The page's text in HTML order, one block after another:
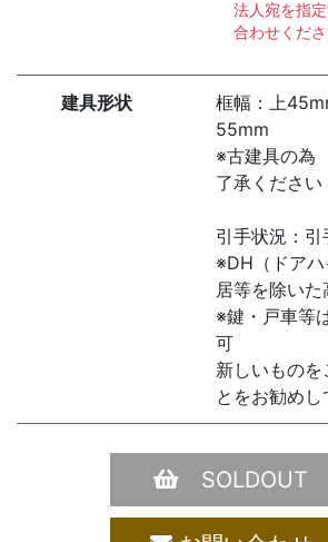
法人宛を指
合わせくださ
建具形状
框幅：上
55mm
※古建具の為
了承ください
引手状況：引
※DH（ドア
居等を除いた
※鍵・戸車等
可
新しいものを
とをお勧め
SOLDOUT